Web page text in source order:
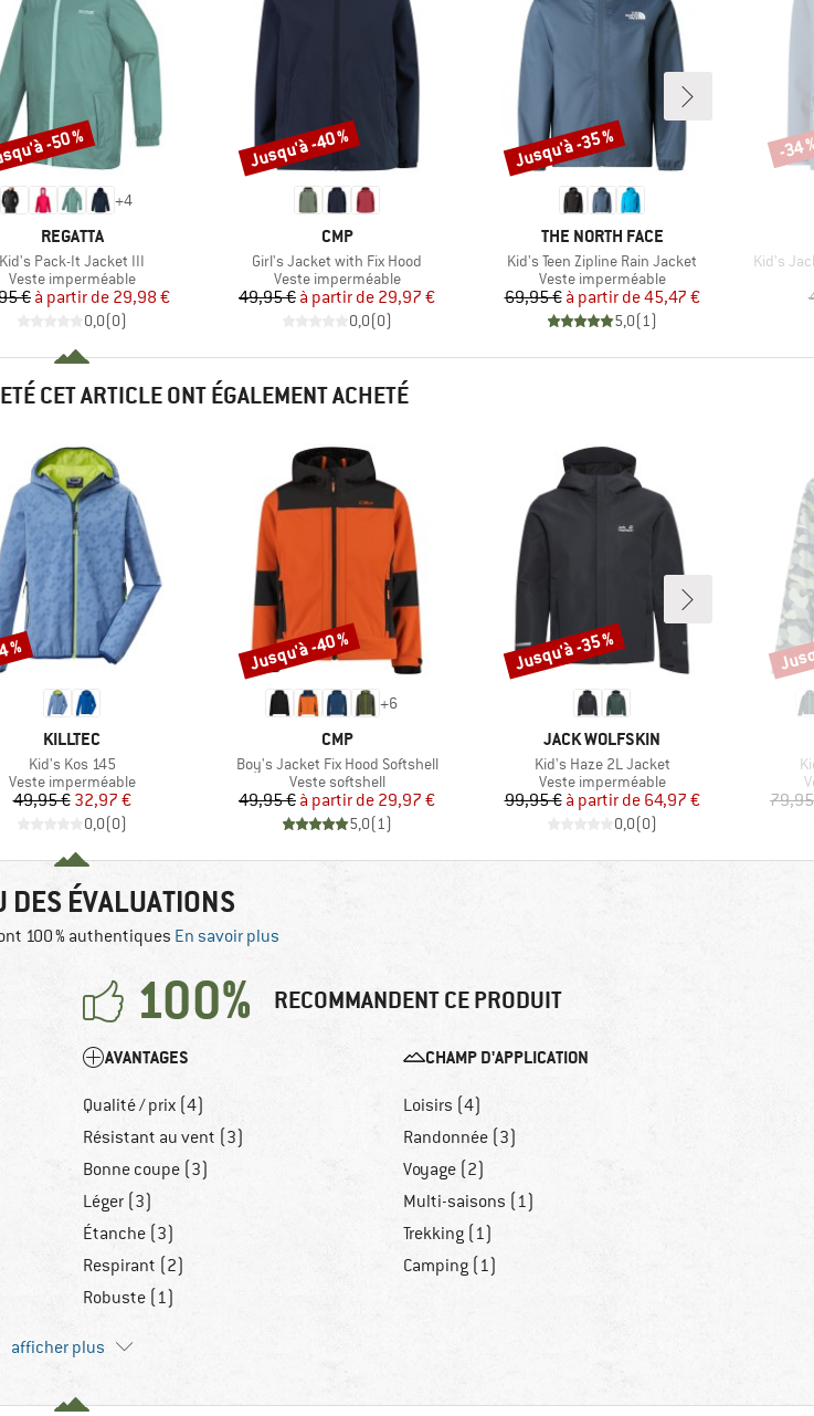
+4
MARQUE
REGATTA
Article
Kid's Pack-It Jacket III
Product group
Veste imperméable
Prix
€ Prix réduit
à partir de 29,98 €
0,0(0)
-50 %
MARQUE
CMP
Article
Girl's Jacket with Fix Hood
Product group
Veste imperméable
Prix
49,95 € Prix réduit
à partir de 29,97 €
0,0(0)
Remise
Jusqu'à -40 %
MARQUE
THE NORTH FACE
Article
Kid's Teen Zipline Rain Jacket
Product group
Veste imperméable
Prix
69,95 € Prix réduit
à partir de45,47 €
5,0(1)
Remise
Jusqu'à -35 %
Article
Kid's
-34
CET ARTICLE ONT ÉGALEMENT ACHETÉ
MARQUE
KILLTEC
Article
Kid's Kos 145
Product group
Veste imperméable
Prix
49,95 €Prix réduit
32,97 €
0,0(0)
%
+6
MARQUE
CMP
Article
Boy's Jacket Fix Hood Softshell
Product group
Veste softshell
Prix
49,95 € Prix réduit
à partir de 29,97 €
5,0(1)
Remise
Jusqu'à -40 %
MARQUE
JACK WOLFSKIN
Article
Kid's Haze 2L Jacket
Product group
Veste imperméable
Prix
99,95 € Prix réduit
à partir de 64,97 €
0,0(0)
Remise
Jusqu'à -35 %
DES ÉVALUATIONS
100 % authentiques En savoir plus
100% RECOMMANDENT CE PRODUIT
AVANTAGES
Qualité / prix (4)
Résistant au vent (3)
Bonne coupe (3)
Léger (3)
Étanche (3)
Respirant (2)
Robuste (1)
CHAMP D'APPLICATION
Loisirs (4)
Randonnée (3)
Voyage (2)
Multi-saisons (1)
Trekking (1)
Camping (1)
afficher plus